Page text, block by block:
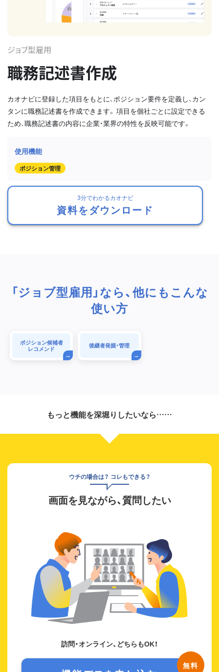
ジョブ型雇用
職務記述書作成
カオナビに登録した項目をもとに、ポジション要件を定義し、カン
タンに職務記述書を作成できます。 項目を個社ごとに設定できる
ため、職務記述書の内容に企業・業界の特性を反映可能です。
ポジション管理
3分でわかるカオナビ
資料をダウンロード
「ジョブ型雇用」なら、他にもこんな
使い方
ポジション候補者
レコメンド 後継者発掘・管理
もっと機能を深堀りしたいなら……
ウチの場合は？ コレもできる？
画面を見ながら、質問したい
訪問・オンライン、どちらもOK！